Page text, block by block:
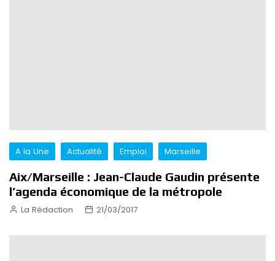
A la Une Actualité Emploi Marseille
Aix/Marseille : Jean-Claude Gaudin présente
l’agenda économique de la métropole
La Rédaction 21/03/2017